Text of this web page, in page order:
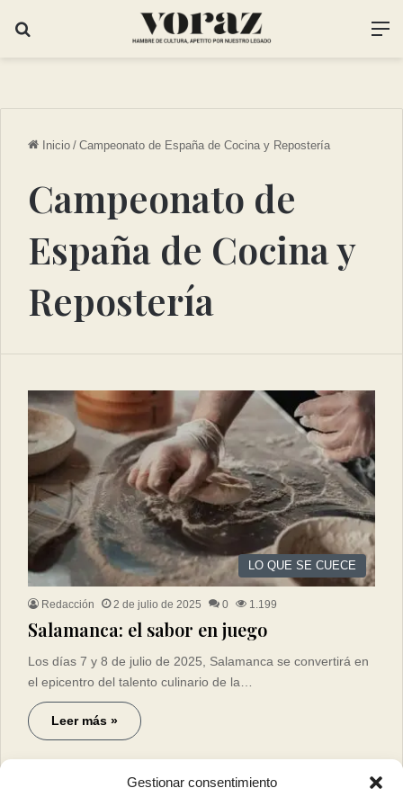
Gestionar consentimiento
Inicio / Campeonato de España de Cocina y Repostería
Campeonato de
España de Cocina y
Repostería
LO QUE SE CUECE
Redacción 2 de julio de 2025 0 1.199
Salamanca: el sabor en juego
Los días 7 y 8 de julio de 2025, Salamanca se convertirá en
el epicentro del talento culinario de la…
Leer más »